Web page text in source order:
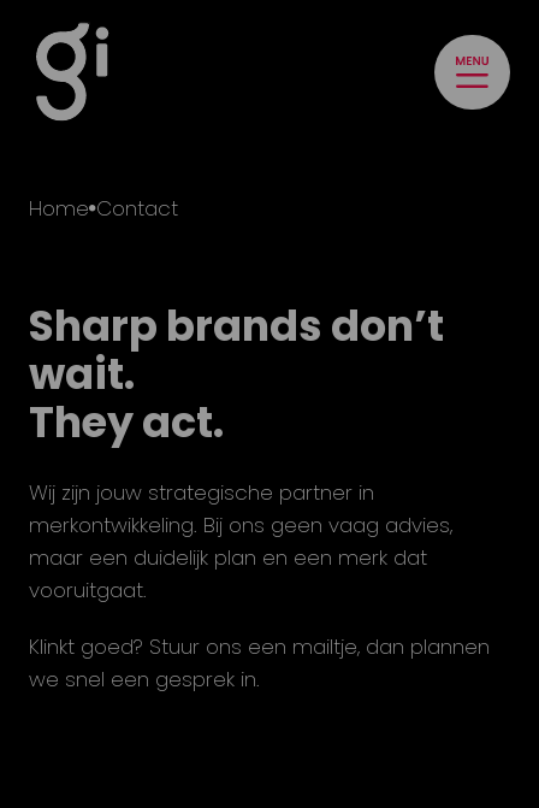
Home Contact
Sharp brands don’t
wait.
They act.
Wij zijn jouw strategische partner in
merkontwikkeling. Bij ons geen vaag advies,
maar een duidelijk plan en een merk dat
vooruitgaat.
Klinkt goed? Stuur ons een mailtje, dan plannen
we snel een gesprek in.